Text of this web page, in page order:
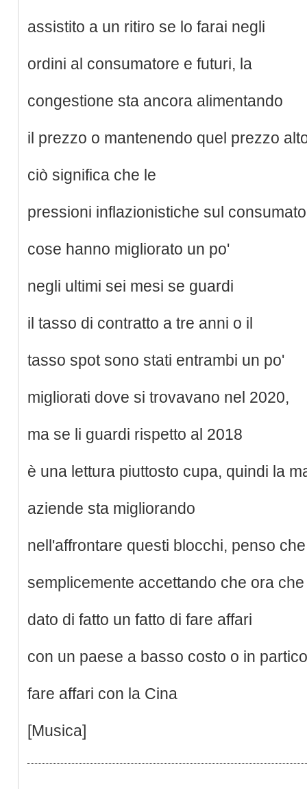
assistito a un ritiro se lo farai negli
ordini al consumatore e futuri, la
congestione sta ancora alimentando
il prezzo o mantenendo quel prezzo
ciò significa che le
pressioni inflazionistiche sul
cose hanno migliorato un po'
negli ultimi sei mesi se guardi
il tasso di contratto a tre anni o il
tasso spot sono stati entrambi un po'
migliorati dove si trovavano nel 2020,
ma se li guardi rispetto al 2018
è una lettura piuttosto cupa, quindi la
aziende sta migliorando
nell'affrontare questi blocchi, penso
semplicemente accettando che ora
dato di fatto un fatto di fare affari
con un paese a basso costo o in
fare affari con la Cina
[Musica]